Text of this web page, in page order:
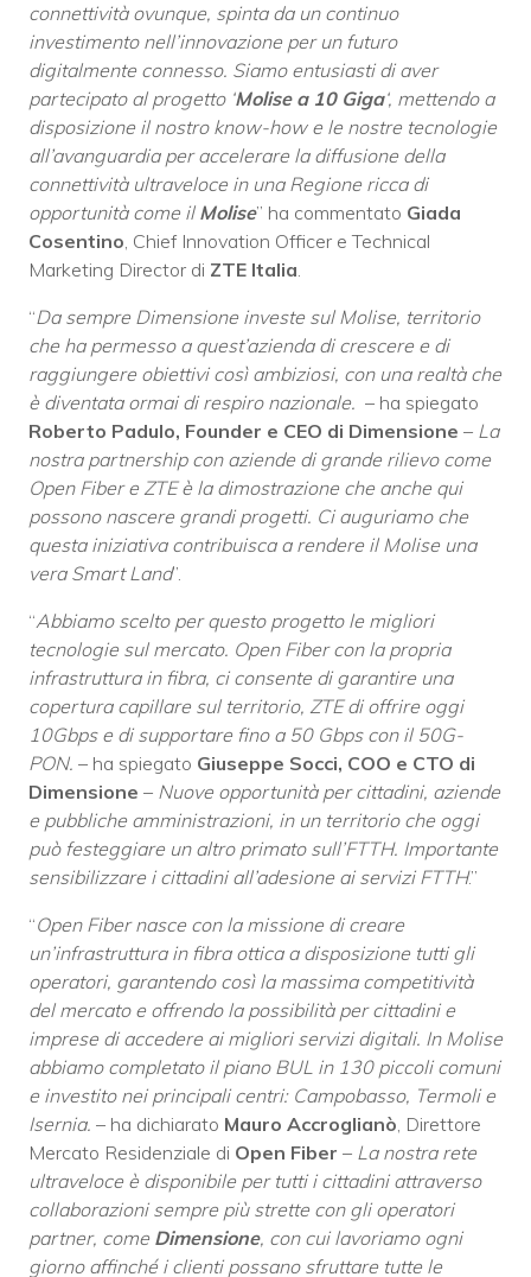
connettività ovunque, spinta da un continuo
investimento nell’innovazione per un futuro
digitalmente connesso. Siamo entusiasti di aver
partecipato al progetto ‘Molise a 10 Giga‘, mettendo a
disposizione il nostro know-how e le nostre tecnologie
all’avanguardia per accelerare la diffusione della
connettività ultraveloce in una Regione ricca di
opportunità come il Molise” ha commentato Giada
Cosentino, Chief Innovation Officer e Technical
Marketing Director di ZTE Italia.
“Da sempre Dimensione investe sul Molise, territorio
che ha permesso a quest’azienda di crescere e di
raggiungere obiettivi così ambiziosi, con una realtà che
è diventata ormai di respiro nazionale. – ha spiegato
Roberto Padulo, Founder e CEO di Dimensione – La
nostra partnership con aziende di grande rilievo come
Open Fiber e ZTE è la dimostrazione che anche qui
possono nascere grandi progetti. Ci auguriamo che
questa iniziativa contribuisca a rendere il Molise una
vera Smart Land”.
“Abbiamo scelto per questo progetto le migliori
tecnologie sul mercato. Open Fiber con la propria
infrastruttura in fibra, ci consente di garantire una
copertura capillare sul territorio, ZTE di offrire oggi
10Gbps e di supportare fino a 50 Gbps con il 50G-
PON. – ha spiegato Giuseppe Socci, COO e CTO di
Dimensione – Nuove opportunità per cittadini, aziende
e pubbliche amministrazioni, in un territorio che oggi
può festeggiare un altro primato sull’FTTH. Importante
sensibilizzare i cittadini all’adesione ai servizi FTTH.”
“Open Fiber nasce con la missione di creare
un’infrastruttura in fibra ottica a disposizione tutti gli
operatori, garantendo così la massima competitività
del mercato e offrendo la possibilità per cittadini e
imprese di accedere ai migliori servizi digitali. In Molise
abbiamo completato il piano BUL in 130 piccoli comuni
e investito nei principali centri: Campobasso, Termoli e
Isernia. – ha dichiarato Mauro Accroglianò, Direttore
Mercato Residenziale di Open Fiber – La nostra rete
ultraveloce è disponibile per tutti i cittadini attraverso
collaborazioni sempre più strette con gli operatori
partner, come Dimensione, con cui lavoriamo ogni
giorno affinché i clienti possano sfruttare tutte le